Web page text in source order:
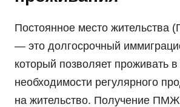
Постоянное место жительства
— это долгосрочный
который позволяет проживать в
необходимости регулярного
на жительство. Получение